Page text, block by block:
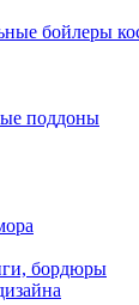
бойлеры
поддоны
бордюры